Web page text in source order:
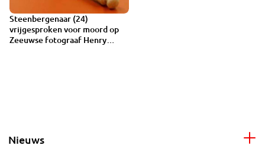
Steenbergenaar (24)
vrijgesproken voor moord op
Zeeuwse fotograaf Henry
Nieuws